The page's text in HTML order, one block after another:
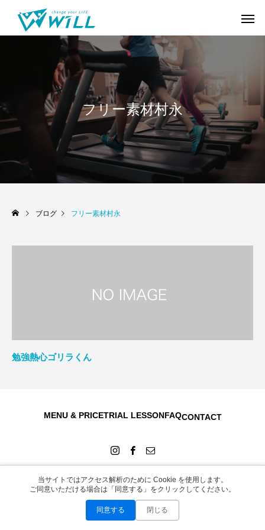
フリー素材村永
ブログ フリー素材村永
勉強熱心ゴリラくん
MENU & PRICETRIAL LESSONFAQCONTACT
Copyright © 2026
LINEで無料相談 Instagram
当サイトではアクセス解析のために Cookie を使用します。
ご同意いただける場合は「同意する」をクリックしてください。
同意する 閉じる